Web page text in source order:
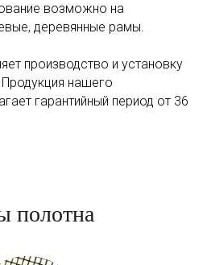
возможно на
деревянные рамы.
производство и установку
нашего
гарантийный период от 36
полотна